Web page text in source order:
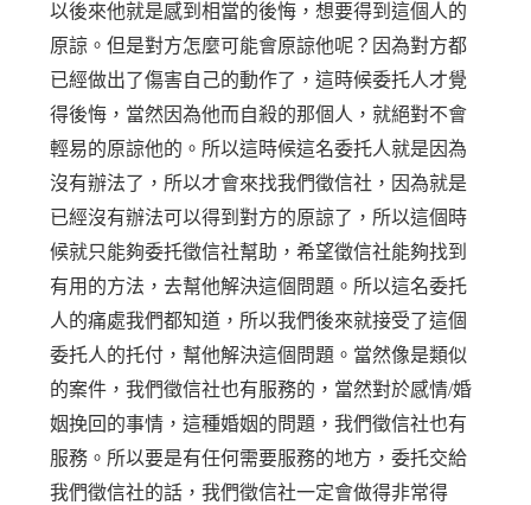
以後來他就是感到相當的後悔，想要得到這個人的
原諒。但是對方怎麼可能會原諒他呢？因為對方都
已經做出了傷害自己的動作了，這時候委托人才覺
得後悔，當然因為他而自殺的那個人，就絕對不會
輕易的原諒他的。所以這時候這名委托人就是因為
沒有辦法了，所以才會來找我們徵信社，因為就是
已經沒有辦法可以得到對方的原諒了，所以這個時
候就只能夠委托徵信社幫助，希望徵信社能夠找到
有用的方法，去幫他解決這個問題。所以這名委托
人的痛處我們都知道，所以我們後來就接受了這個
委托人的托付，幫他解決這個問題。當然像是類似
的案件，我們徵信社也有服務的，當然對於感情/婚
姻挽回的事情，這種婚姻的問題，我們徵信社也有
服務。所以要是有任何需要服務的地方，委托交給
我們徵信社的話，我們徵信社一定會做得非常得